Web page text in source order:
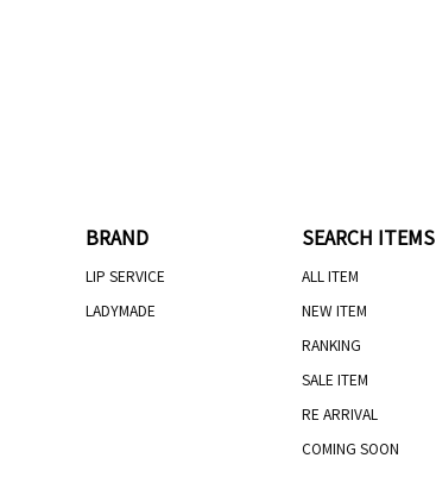
BRAND
LIP SERVICE
LADYMADE
SEARCH ITEMS
ALL ITEM
NEW ITEM
RANKING
SALE ITEM
RE ARRIVAL
COMING SOON